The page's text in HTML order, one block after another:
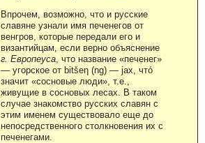
Впрочем, возможно, что и русские
славяне узнали имя печенегов от
венгров, которые передали его и
византийцам, если верно объяснение
г. Европеуса , что название «печенег»
— угорское от bitšeη (ng) — jax, чтó
значит «сосновые люди», т.е.,
живущие в сосновых лесах. В таком
случае знакомство русских славян с
этим именем существовало еще до
непосредственного столкновения их с
печенегами.